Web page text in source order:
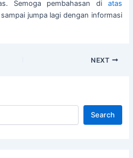
Semoga pembahasan di atas
jumpa lagi dengan informasi
NEXT
Search